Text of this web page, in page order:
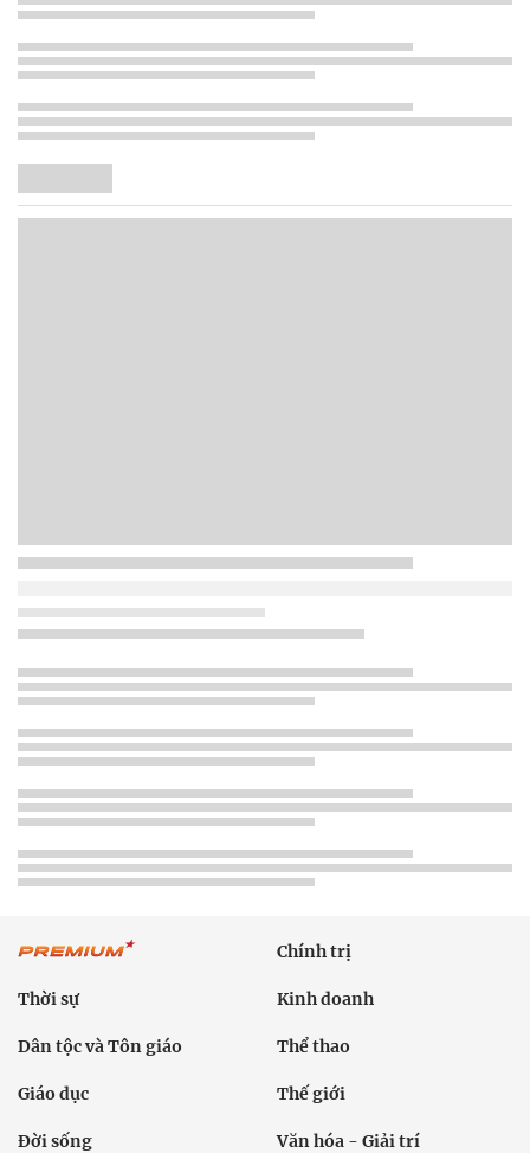
Chính trị
Thời sự Kinh doanh
Dân tộc và Tôn giáo Thể thao
Giáo dục Thế giới
Đời sống Văn hóa - Giải trí